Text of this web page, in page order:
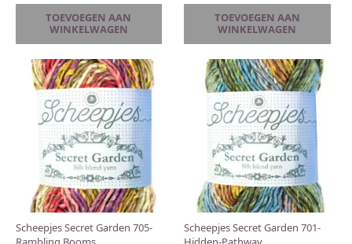
TOEVOEGEN AAN
WINKELWAGEN
TOEVOEGEN AAN
WINKELWAGEN
Scheepjes Secret Garden 705-
Scheepjes Secret Garden 701-